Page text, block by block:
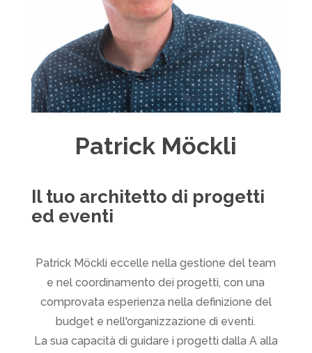
Patrick Möckli
Il tuo architetto di progetti
ed eventi
Patrick Möckli eccelle nella gestione del team
e nel coordinamento dei progetti, con una
comprovata esperienza nella definizione del
budget e nell'organizzazione di eventi.
La sua capacità di guidare i progetti dalla A alla